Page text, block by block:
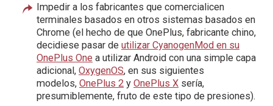
Impedir a los fabricantes que comercialicen
terminales basados en otros sistemas basados en
Chrome (el hecho de que OnePlus, fabricante chino,
decidiese pasar de utilizar CyanogenMod en su
OnePlus One a utilizar Android con una simple capa
adicional, OxygenOS, en sus siguientes
modelos, OnePlus 2 y OnePlus X sería,
presumiblemente, fruto de este tipo de presiones).